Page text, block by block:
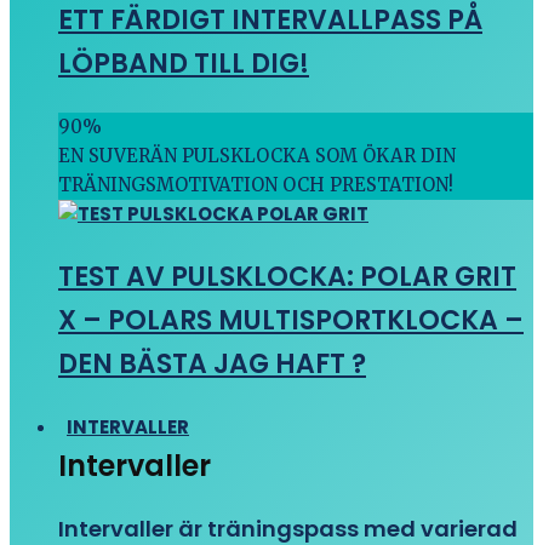
ETT FÄRDIGT INTERVALLPASS PÅ
LÖPBAND TILL DIG!
90%
EN SUVERÄN PULSKLOCKA SOM ÖKAR DIN
TRÄNINGSMOTIVATION OCH PRESTATION!
TEST AV PULSKLOCKA: POLAR GRIT
X – POLARS MULTISPORTKLOCKA –
DEN BÄSTA JAG HAFT ?
INTERVALLER
Intervaller
Intervaller är träningspass med varierad